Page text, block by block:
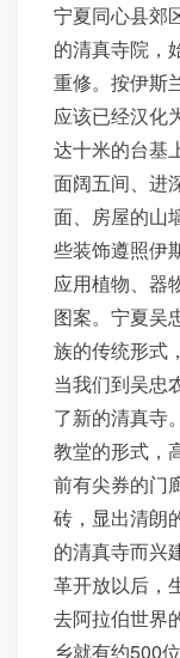
宁夏同心县郊
的清真寺院，
重修。按伊斯
应该已经汉化
达十米的台基
面阔五间、进
面、房屋的山
些装饰遵照伊
应用植物、器
图案。宁夏吴
族的传统形式
当我们到吴忠
了新的清真寺
教堂的形式，
前有尖券的门
砖，显出清朗
的清真寺而兴
革开放以后，
去阿拉伯世界
乡就有约500